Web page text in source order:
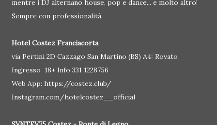
mentre i DJ alternano house, pop e dance... e molto altro!
Sempre con professionalità.
Hotel Costez Franciacorta
via Pertini 2D Cazzago San Martino (BS) A4: Rovato
Ingresso 18+ Info 331 1228756
Web App: https://costez.club/
Instagram.com/hotelcostez__official